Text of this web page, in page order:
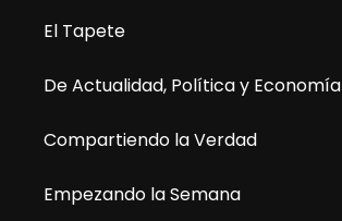
El Tapete
De Actualidad, Política y Economía
Compartiendo la Verdad
Empezando la Semana